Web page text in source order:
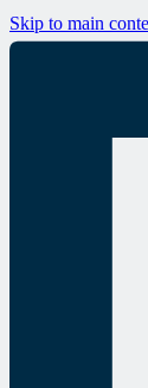
Skip to main